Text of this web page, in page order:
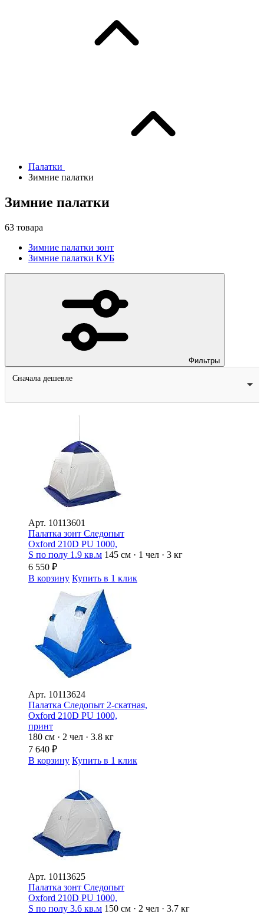
Палатки
Зимние палатки
Зимние палатки
63 товара
Зимние палатки зонт
Зимние палатки КУБ
Фильтры
Сначала дешевле
Арт. 10113601
Палатка зонт Следопыт
Oxford 210D PU 1000,
S по полу 1.9 кв.м 145 см · 1 чел · 3 кг
6 550 ₽
В корзину Купить в 1 клик
Арт. 10113624
Палатка Следопыт 2-скатная,
Oxford 210D PU 1000,
принт
180 см · 2 чел · 3.8 кг
7 640 ₽
В корзину Купить в 1 клик
Арт. 10113625
Палатка зонт Следопыт
Oxford 210D PU 1000,
S по полу 3.6 кв.м 150 см · 2 чел · 3.7 кг